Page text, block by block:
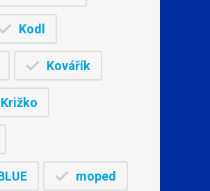
Kodl
Kovářík
Križko
moped